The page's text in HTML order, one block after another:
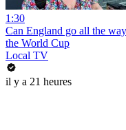
1:30
Can England go all the
the World Cup
Local TV
il y a 21 heures